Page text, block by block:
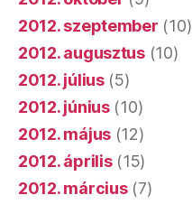
2012. szeptember (10)
2012. augusztus(10)
2012. július(5)
2012. június(10)
2012. május (12)
2012. április(15)
2012. március(7)